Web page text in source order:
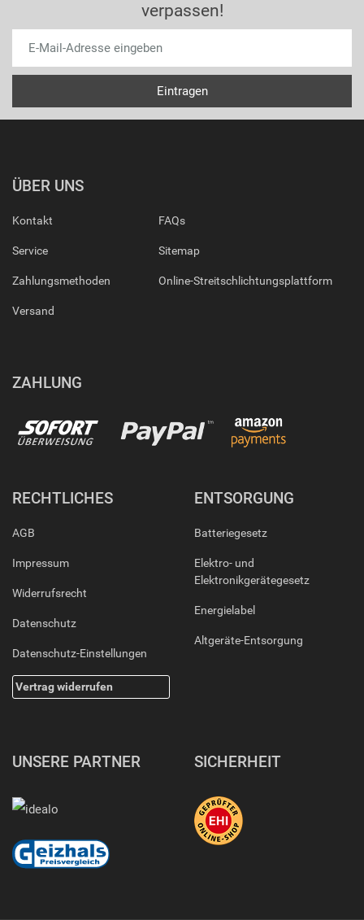
verpassen!
ÜBER UNS
Kontakt
Service
Zahlungsmethoden
Versand
FAQs
Sitemap
Online-Streitschlichtungsplattform
ZAHLUNG
RECHTLICHES
AGB
Impressum
Widerrufsrecht
Datenschutz
Datenschutz-Einstellungen
Vertrag widerrufen
ENTSORGUNG
Batteriegesetz
Elektro- und
Elektronikgerätegesetz
Energielabel
Altgeräte-Entsorgung
UNSERE PARTNER SICHERHEIT